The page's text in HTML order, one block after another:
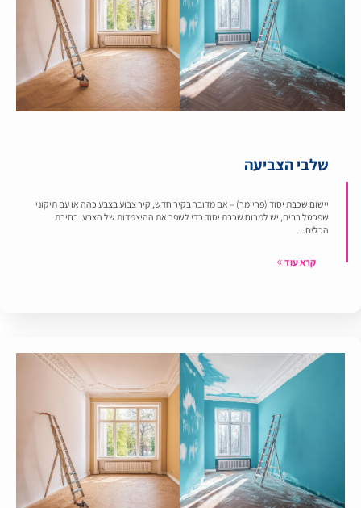
שלבי הצביעה
יישום שכבת יסוד (פריימר) – אם מדובר בקיר חדש, קיר צבוע בצבע כהה או עם תיקוני
שפכטל רבים, יש למרוח שכבת יסוד כדי לשפר את ההיצמדות של הצבע. בחירת
הכלים…
קרא עוד